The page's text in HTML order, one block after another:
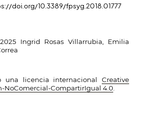
Ingrid Rosas Villarrubia, Emilia
una licencia internacional Creative
NoComercial-CompartirIgual 4.0
doi.org/10.3389/fpsyg.2018.01777